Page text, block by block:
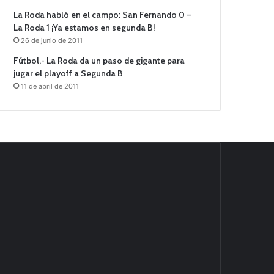
La Roda habló en el campo: San Fernando 0 –
La Roda 1 ¡Ya estamos en segunda B!
26 de junio de 2011
Fútbol.- La Roda da un paso de gigante para
jugar el playoff a Segunda B
11 de abril de 2011